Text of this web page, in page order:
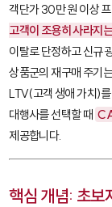
객단가 30만 원 이상
고객이 조용히 사라지
이탈로 단정하고 신규
상품군의 재구매 주기
LTV(고객 생애 가치)
대행사를 선택할 때
제공합니다.
핵심 개념: 초